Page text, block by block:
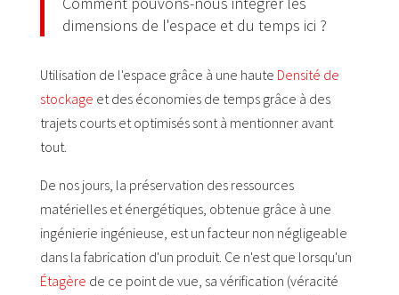
dimensions de l'espace et du temps ici ?
Utilisation de l'espace grâce à une haute Densité de
stockage et des économies de temps grâce à des
trajets courts et optimisés sont à mentionner avant
tout.
De nos jours, la préservation des ressources
matérielles et énergétiques, obtenue grâce à une
ingénierie ingénieuse, est un facteur non négligeable
dans la fabrication d'un produit. Ce n'est que lorsqu'un
Étagère de ce point de vue, sa vérification (véracité